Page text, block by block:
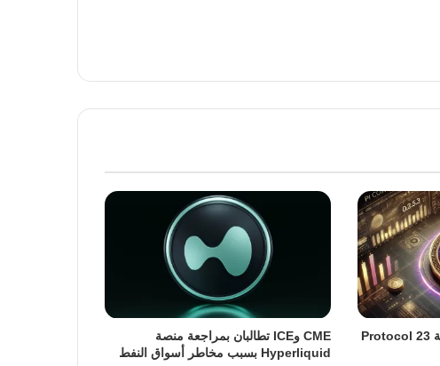
Pi Network تمدد مهلة ترقية Protocol 23
CME وICE تطالبان بمراجعة منصة
Hyperliquid بسبب مخاطر أسواق النفط